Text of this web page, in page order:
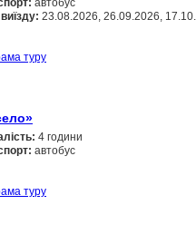
автобус
23.08.2026, 26.09.2026,
туру
4 години
автобус
туру